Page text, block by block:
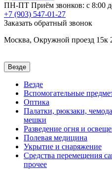
ПН-ПТ Приём звонков: с 8:00
+7 (903) 547-01-27
Заказать обратный звонок
Москва, Окружной проезд 15к
Везде
Везде
Вспомогательные
Оптика
Палатки, рюкзаки,
мешки
Разведение огня и
Полевая медицина
Укрытие и снаряжение
Средства перемещения
прочее